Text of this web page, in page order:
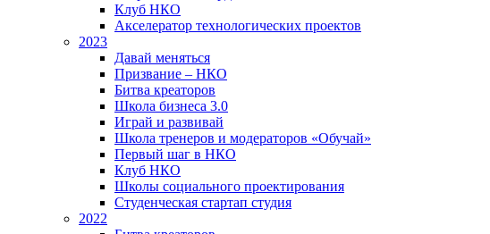
Клуб НКО
Акселератор технологических проектов
2023
Давай меняться
Призвание – НКО
Битва креаторов
Школа бизнеса 3.0
Играй и развивай
Школа тренеров и модераторов «Обучай»
Первый шаг в НКО
Клуб НКО
Школы социального проектирования
Студенческая стартап студия
2022